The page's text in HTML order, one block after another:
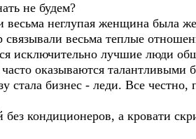
не будем?
неглупая женщина была
весьма теплые
исключительно лучшие люди
оказываются талантливыми
бизнес - леди. Все честно,
кондиционеров, а кровати